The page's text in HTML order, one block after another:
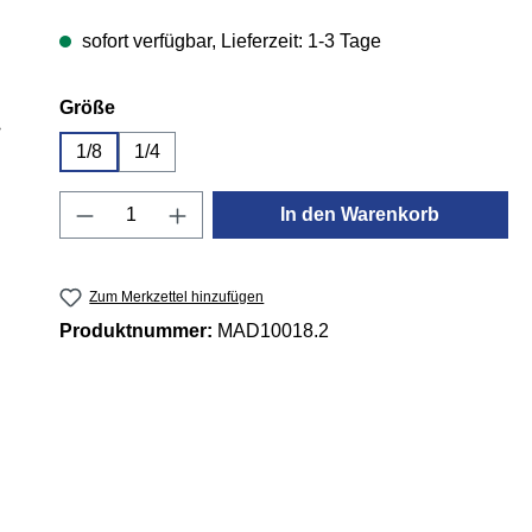
sofort verfügbar, Lieferzeit: 1-3 Tage
Größeauswählen
1/8 1/4
Produkt Anzahl: Gib den
In den Warenkorb
Zum Merkzettel hinzufügen
Produktnummer: MAD10018.2